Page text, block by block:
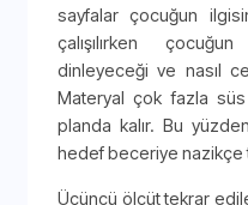
sayfalar çocuğun
çalışılırken
dinleyeceği ve nasıl
Materyal çok fazla
planda kalır. Bu
hedef beceriye nazikçe
Üçüncü ölçüt tekrar